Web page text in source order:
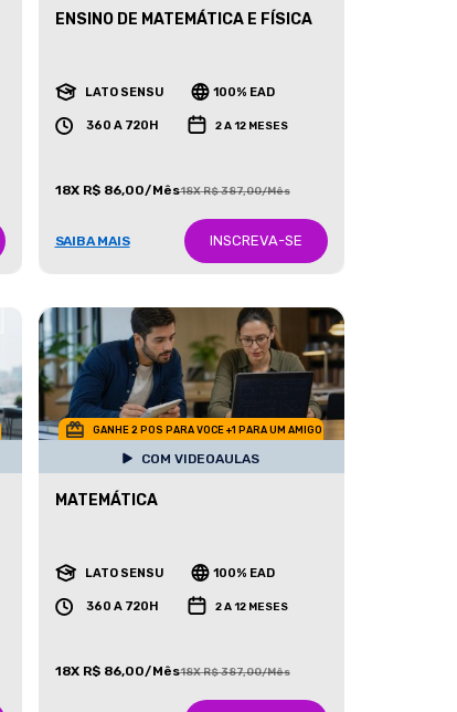
ENSINO DE MATEMÁTICA E FÍSICA
LATO SENSU 100% EAD
360 A 720H 2 A 12 MESES
18X R$ 86,00/Mês18X R$ 387,00/Mês
SAIBA MAIS INSCREVA-SE
GANHE 2 POS PARA VOCE +1 PARA UM AMIGO
COM VIDEOAULAS
MATEMÁTICA
LATO SENSU 100% EAD
360 A 720H 2 A 12 MESES
18X R$ 86,00/Mês18X R$ 387,00/Mês